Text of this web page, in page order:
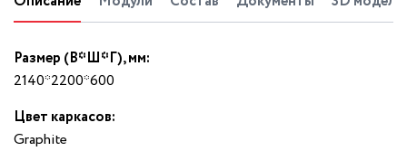
Размер (В*Ш*Г), мм:
2140*2200*600
Цвет каркасов:
Graphite